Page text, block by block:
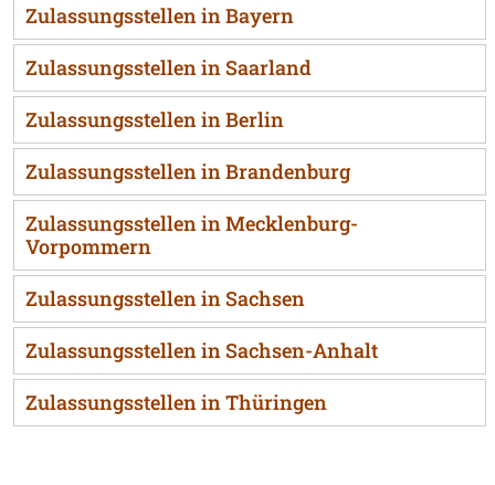
Zulassungsstellen in Bayern
Zulassungsstellen in Saarland
Zulassungsstellen in Berlin
Zulassungsstellen in Brandenburg
Zulassungsstellen in Mecklenburg-
Vorpommern
Zulassungsstellen in Sachsen
Zulassungsstellen in Sachsen-Anhalt
Zulassungsstellen in Thüringen